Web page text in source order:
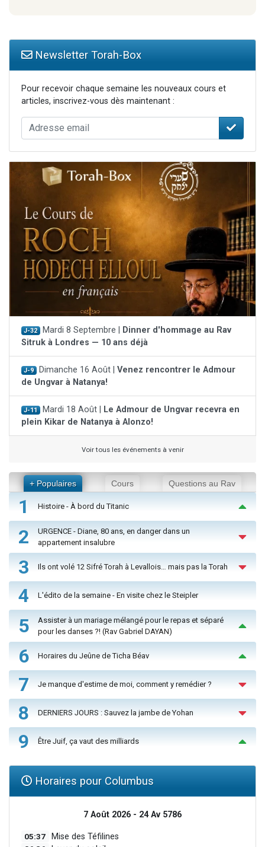
Newsletter Torah-Box
Pour recevoir chaque semaine les nouveaux cours et
articles, inscrivez-vous dès maintenant :
J-32 Mardi 8 Septembre |
Dinner d'hommage au Rav
Sitruk à Londres — 10 ans déjà
J-9 Dimanche 16 Août | Venez rencontrer le Admour
de Ungvar à Natanya!
J-11 Mardi 18 Août |
Le Admour de Ungvar recevra en
plein Kikar de Natanya à Alonzo!
Voir tous les événements à venir
+ Populaires Cours Questions au Rav
1 Histoire - À bord du Titanic
2
URGENCE - Diane, 80 ans, en danger dans un
appartement insalubre
3 Ils ont volé 12 Sifré Torah à Levallois… mais pas la Torah
4 L'édito de la semaine - En visite chez le Steipler
5
Assister à un mariage mélangé pour le repas et séparé
pour les danses ?! (Rav Gabriel DAYAN)
6 Horaires du Jeûne de Ticha Béav
7 Je manque d'estime de moi, comment y remédier ?
8 DERNIERS JOURS : Sauvez la jambe de Yohan
9 Être Juif, ça vaut des milliards
Horaires pour Columbus
7 Août 2026 - 24 Av 5786
05:37 Mise des Téfilines